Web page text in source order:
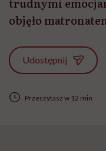
trudnymi
objęło
Udostępnij
Przeczytasz w 12 min